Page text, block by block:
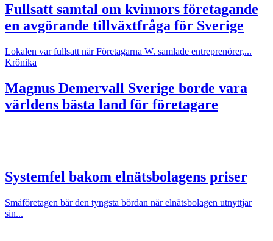
Fullsatt samtal om kvinnors företagande
en avgörande tillväxtfråga för Sverige
Lokalen var fullsatt när Företagarna W. samlade entreprenörer,...
Krönika
Magnus Demervall Sverige borde vara
världens bästa land för företagare
Systemfel bakom elnätsbolagens priser
Småföretagen bär den tyngsta bördan när elnätsbolagen utnyttjar
sin...